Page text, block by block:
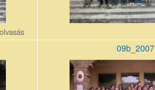
09b_2007
09b_200710_0.jpg